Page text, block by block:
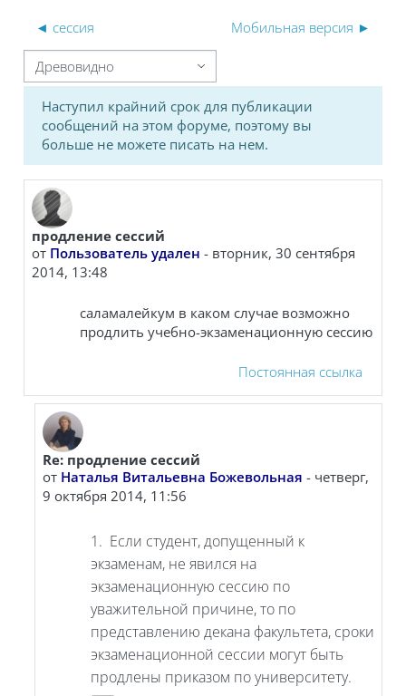
◄ сессия Мобильная версия ►
Наступил крайний срок для публикации
сообщений на этом форуме, поэтому вы
больше не можете писать на нем.
продление сессий
от Пользователь удален - вторник, 30 сентября
2014, 13:48
Количество ответов: 1
саламалейкум в каком случае возможно
продлить учебно-экзаменационную сессию
Постоянная ссылка
В ответ на Пользователь удален
Re: продление сессий
от Наталья Витальевна Божевольная - четверг,
9 октября 2014, 11:56
1. Если студент, допущенный к
экзаменам, не явился на
экзаменационную сессию по
уважительной причине, то по
представлению декана факультета, сроки
экзаменационной сессии могут быть
продлены приказом по университету.